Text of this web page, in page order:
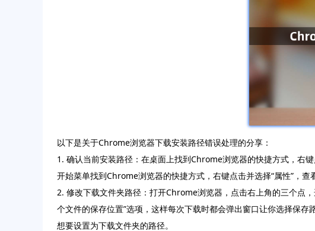
以下是关于Chrome浏览器下载安装路径错误处理的分享：
1. 确认当前安装路径：在桌面上找到Chrome浏览器的快捷方式，右
开始菜单找到Chrome浏览器的快捷方式，右键点击并选择“属性”，查
2. 修改下载文件夹路径：打开Chrome浏览器，点击右上角的三个点，
个文件的保存位置”选项，这样每次下载时都会弹出窗口让你选择保
想要设置为下载文件夹的路径。